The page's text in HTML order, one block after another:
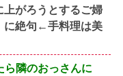
上がろうとするご婦
に絶句←手料理は美
ら隣のおっさんに